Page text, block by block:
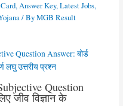
,Answer Key,Latest Jobs,
/ ByMGB Result
Question
जीव विज्ञान के